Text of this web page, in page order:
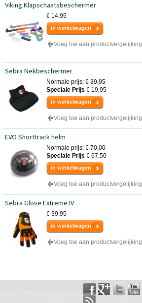
Viking Klapschaatsbeschermer
€ 14,95
in winkelwagen
Voeg toe aan productvergelijking
Sebra Nekbeschermer
Normale prijs: € 39,95
Speciale Prijs € 19,95
in winkelwagen
Voeg toe aan productvergelijking
EVO Shorttrack helm
Normale prijs: € 70,00
Speciale Prijs € 67,50
in winkelwagen
Voeg toe aan productvergelijking
Sebra Glove Extreme IV
€ 39,95
in winkelwagen
Voeg toe aan productvergelijking